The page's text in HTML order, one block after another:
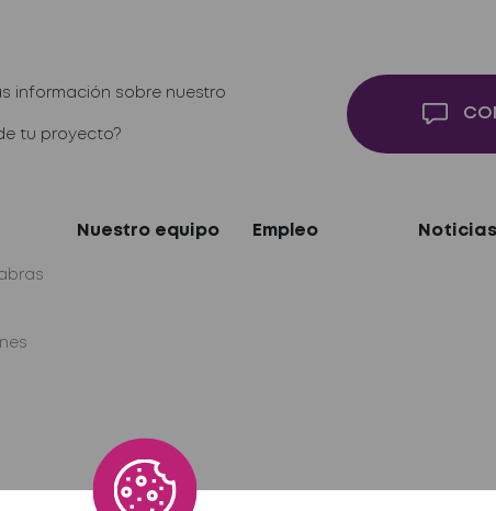
información sobre nuestro
tu proyecto?
Nuestro equipo Empleo Noticias